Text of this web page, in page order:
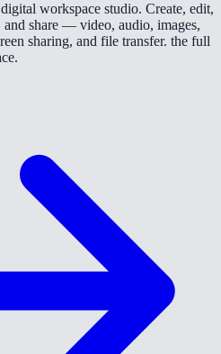
workspace studio. Create, edit,
and share — video, audio, images,
sharing, and file transfer. the full